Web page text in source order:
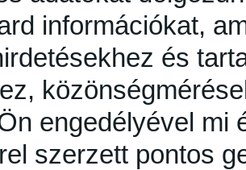
információkat,
és
engedélyével mi
szerzett pontos